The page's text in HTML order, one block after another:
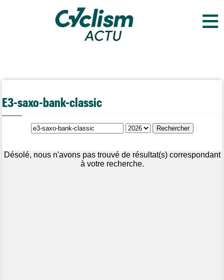
≡
E3-saxo-bank-classic
Désolé, nous n'avons pas trouvé de résultat(s) correspondant
à votre recherche.